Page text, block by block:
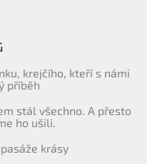
krejčího, kteří s námi
příběh
stál všechno. A přesto
ho ušili.
krásy